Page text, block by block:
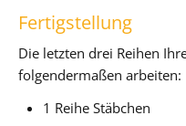
Fertigstellung
Die letzten drei Reihen
folgendermaßen arbeiten:
1 Reihe Stäbchen